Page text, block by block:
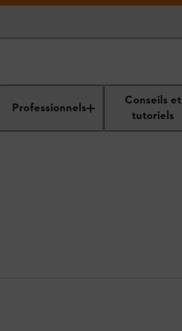
Professionnels
Conseils et
tutoriels